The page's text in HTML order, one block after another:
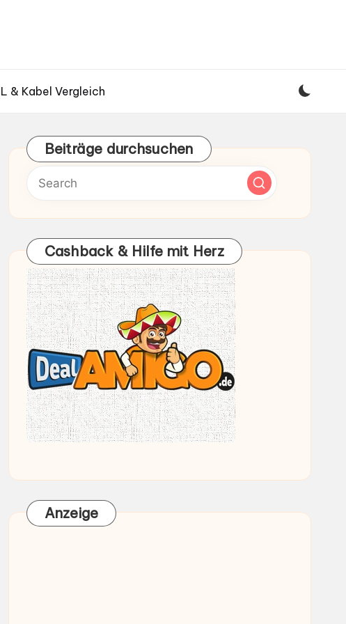
& Kabel Vergleich
Beiträge durchsuchen
Cashback & Hilfe mit Herz
Anzeige